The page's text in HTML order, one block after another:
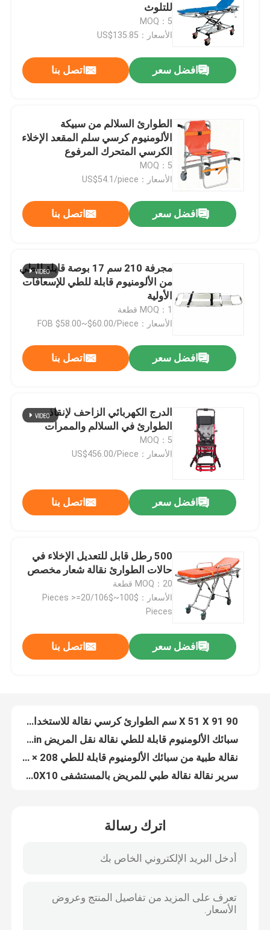
المنزل
فيديوهات
جولة في المصنع
مراقبة الجودة
للتلوث
MOQ：5
الأسعار：US$135.85
افضل سعر اتصل بنا
الطوارئ السلالم من سبيكة
الألومنيوم كرسي سلم المقعد الإخلاء
الكرسي المتحرك المرفوع
MOQ：5
الأسعار：US$54.1/piece
افضل سعر اتصل بنا
مجرفة 210 سم 17 بوصة قابلة للطي
من الألومنيوم قابلة للطي للإسعافات
الأولية
MOQ：1 قطعة
الأسعار：FOB $58.00~$60.00/Piece
افضل سعر اتصل بنا
الدرج الكهربائي الزاحف لإنقاذ
الطوارئ في السلالم والممرات
MOQ：5
الأسعار：US$456.00/Piece
افضل سعر اتصل بنا
500 رطل قابل للتعديل الإخلاء في
حالات الطوارئ نقالة شعار مخصص
MOQ：20 قطعة
الأسعار：$100~$106/Pieces >=20
Pieces
افضل سعر اتصل بنا
نقالة سيارة إسعاف قابلة للطي 75 درجة لإنقاذ الطوارئ 190 سم
نقالة طبية من سبائك الألومنيوم قابلة للطي 208 × 55 × 13 سم للإسعاف 9 كجم
سرير نقالة نقالة طبي للمريض بالمستشفى PVC 92X50X10 سم مطوي
20CM 50CM سيارة إسعاف سكوب للطي الطبية نقالة عجلات صغيرة للمستشفى
185CM قابلة للطي الإنقاذ بعجلات غرفة الطوارئ نقالة 60 درجة مستشفى الإسعاف
اترك رسالة